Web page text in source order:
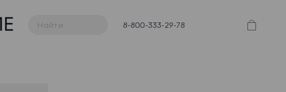
8-800-333-29-78